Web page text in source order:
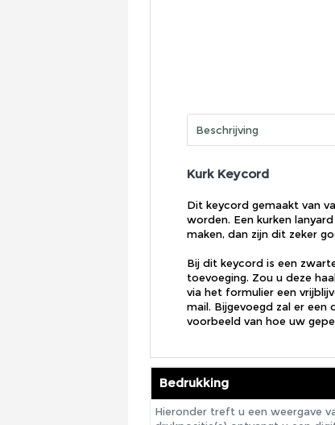
Beschrijving
Kurk Keycord
Dit keycord gemaakt van
worden. Een kurken
maken, dan zijn dit zeker
Bij dit keycord is een
toevoeging. Zou u deze
via het formulier een
mail. Bijgevoegd zal er
voorbeeld van hoe uw
Bedrukking
Hieronder treft u een weergave